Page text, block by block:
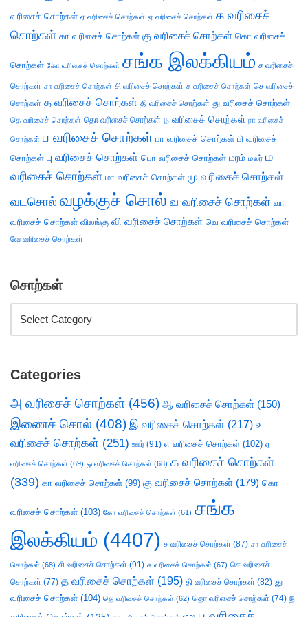
வரிசைச் சொற்கள் ஏ வரிசைச் சொற்கள் ஒ வரிசைச் சொற்கள் க வரிசைச்
சொற்கள் கா வரிசைச் சொற்கள் கு வரிசைச் சொற்கள் கொ வரிசைச்
சொற்கள் கோ வரிசைச் சொற்கள் சங்க இலக்கியம் ச வரிசைச்
சொற்கள் சா வரிசைச் சொற்கள் சி வரிசைச் சொற்கள் சு வரிசைச் சொற்கள் செ வரிசைச்
சொற்கள் த வரிசைச் சொற்கள் தி வரிசைச் சொற்கள் து வரிசைச் சொற்கள்
தெ வரிசைச் சொற்கள் தொ வரிசைச் சொற்கள் ந வரிசைச் சொற்கள் நா வரிசைச்
சொற்கள் ப வரிசைச் சொற்கள் பா வரிசைச் சொற்கள் பி வரிசைச்
சொற்கள் பு வரிசைச் சொற்கள் பொ வரிசைச் சொற்கள் மரம் மலர் ம
வரிசைச் சொற்கள் மா வரிசைச் சொற்கள் மு வரிசைச் சொற்கள்
வடசொல் வழக்குச் சொல் வ வரிசைச் சொற்கள் வா
வரிசைச் சொற்கள் விலங்கு வி வரிசைச் சொற்கள் வெ வரிசைச் சொற்கள்
வே வரிசைச் சொற்கள்
சொற்கள்
Categories
அ வரிசைச் சொற்கள் (456) ஆ வரிசைச் சொற்கள் (150)
இணைச் சொல் (408) இ வரிசைச் சொற்கள் (217) உ
வரிசைச் சொற்கள் (251) ஊர் (91) எ வரிசைச் சொற்கள் (102) ஏ
வரிசைச் சொற்கள் (69) ஒ வரிசைச் சொற்கள் (68) க வரிசைச் சொற்கள்
(339) கா வரிசைச் சொற்கள் (99) கு வரிசைச் சொற்கள் (179) கொ
வரிசைச் சொற்கள் (103) கோ வரிசைச் சொற்கள் (61) சங்க
இலக்கியம் (4407) ச வரிசைச் சொற்கள் (87) சா வரிசைச்
சொற்கள் (68) சி வரிசைச் சொற்கள் (91) சு வரிசைச் சொற்கள் (67) செ வரிசைச்
சொற்கள் (77) த வரிசைச் சொற்கள் (195) தி வரிசைச் சொற்கள் (82) து
வரிசைச் சொற்கள் (104) தெ வரிசைச் சொற்கள் (62) தொ வரிசைச் சொற்கள் (74) ந